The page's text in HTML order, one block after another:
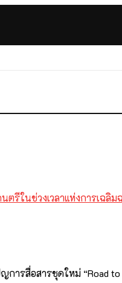
การสื่อสารชุดใหม่ “Road to